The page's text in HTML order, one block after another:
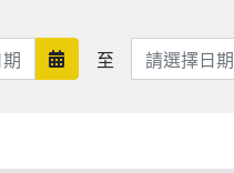
日期範圍開始
至 日期範圍結束